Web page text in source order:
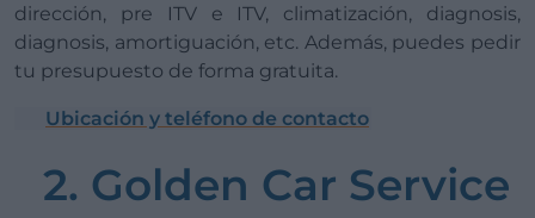
dirección, pre ITV e ITV, climatización, diagnosis,
diagnosis, amortiguación, etc. Además, puedes pedir
tu presupuesto de forma gratuita.
Ubicación y teléfono de contacto
2. Golden Car Service